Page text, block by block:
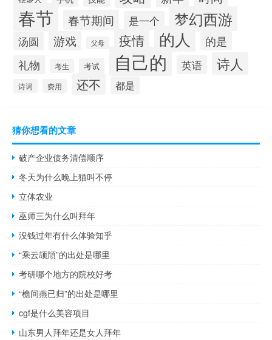
春节 春节期间 是一个 梦幻西游
汤圆 游戏 父母 疫情 的人 的是
礼物 考生 考试 自己的 英语 诗人
诗词 费用 还不 都是
猜你想看的文章
破产企业债务清偿顺序
冬天为什么晚上猫叫不停
立体农业
巫师三为什么叫拜年
没钱过年有什么体验知乎
“乘云颉頏”的出处是哪里
考研哪个地方的院校好考
“檐间燕已归”的出处是哪里
cgf是什么美容项目
山东男人拜年还是女人拜年